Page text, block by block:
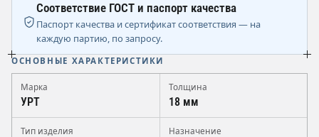
Соответствие ГОСТ и паспорт качества
Паспорт качества и сертификат соответствия — на
каждую партию, по запросу.
ОСНОВНЫЕ ХАРАКТЕРИСТИКИ
Марка
УРТ
Толщина
18 мм
Тип изделия Назначение